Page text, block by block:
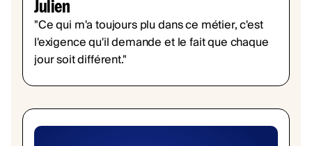
Julien
"Ce qui m'a toujours plu dans ce métier, c'est
l'exigence qu'il demande et le fait que chaque
jour soit différent."